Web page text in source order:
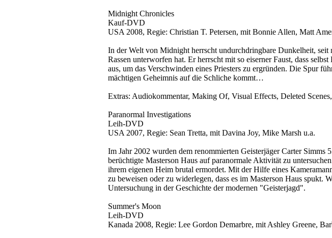
Midnight Chronicles
Kauf-DVD
USA 2008, Regie: Christian T. Petersen, mit Bonnie Allen, Matt
In der Welt von Midnight herrscht undurchdringbare Dunkelheit,
Rassen unterworfen hat. Er herrscht mit so eiserner Faust, dass
aus, um das Verschwinden eines Priesters zu ergründen. Die Spur
mächtigen Geheimnis auf die Schliche kommt…
Extras: Audiokommentar, Making Of, Visual Effects, Deleted
Paranormal Investigations
Leih-DVD
USA 2007, Regie: Sean Tretta, mit Davina Joy, Mike Marsh u.a.
Im Jahr 2002 wurden dem renommierten Geisterjäger Carter
berüchtigte Masterson Haus auf paranormale Aktivität zu
ihrem eigenen Heim brutal ermordet. Mit der Hilfe eines
zu beweisen oder zu widerlegen, dass es im Masterson Haus spukt.
Untersuchung in der Geschichte der modernen "Geisterjagd".
Summer's Moon
Leih-DVD
Kanada 2008, Regie: Lee Gordon Demarbre, mit Ashley Greene,